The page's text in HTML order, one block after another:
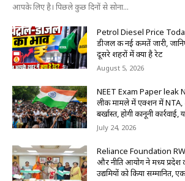
आपके लिए है। पिछले कुछ दिनों से सोना...
Petrol Diesel Price
डीजल की नई कीमतें जारी,
दूसरे शहरों में क्या है रेट
August 5, 2026
NEET Exam Paper leak
लीक मामले में एक्शन में NTA,
बर्खास्त, होगी कानूनी कार्रवाई,
July 24, 2026
Reliance Foundation
और नीति आयोग ने मध्य प्रदेश
उद्यमियों को किया